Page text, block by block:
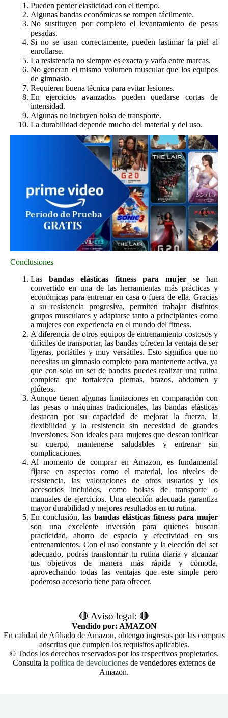
Pueden perder elasticidad con el tiempo.
Algunas bandas económicas se rompen fácilmente.
No sustituyen por completo el levantamiento de pesas
pesadas.
Si no se usan correctamente, pueden lastimar la piel al
enrollarse.
La resistencia no siempre es exacta y varía entre marcas.
No generan el mismo volumen muscular que los equipos
de gimnasio.
Requieren buena técnica para evitar lesiones.
En ejercicios avanzados pueden quedarse cortas de
intensidad.
Algunas no incluyen bolsa de transporte.
La durabilidad depende mucho del material y del uso.
Conclusiones
Las bandas elásticas fitness para mujer se han
convertido en una de las herramientas más prácticas y
económicas para entrenar en casa o fuera de ella. Gracias
a su resistencia progresiva, permiten trabajar distintos
grupos musculares y adaptarse tanto a principiantes como
a mujeres con experiencia en el mundo del fitness.
A diferencia de otros equipos de entrenamiento costosos y
difíciles de transportar, las bandas ofrecen la ventaja de ser
ligeras, portátiles y muy versátiles. Esto significa que no
necesitas un gimnasio completo para mantenerte activa, ya
que con solo un set de bandas puedes realizar una rutina
completa que fortalezca piernas, brazos, abdomen y
glúteos.
Aunque tienen algunas limitaciones en comparación con
las pesas o máquinas tradicionales, las bandas elásticas
destacan por su capacidad de mejorar la fuerza, la
flexibilidad y la resistencia sin necesidad de grandes
inversiones. Son ideales para mujeres que desean tonificar
su cuerpo, mantenerse saludables y entrenar sin
complicaciones.
Al momento de comprar en Amazon, es fundamental
fijarse en aspectos como el material, los niveles de
resistencia, las valoraciones de otros usuarios y los
accesorios incluidos, como bolsas de transporte o
manuales de ejercicios. Una elección adecuada garantiza
mayor durabilidad y mejores resultados en tu rutina.
En conclusión, las bandas elásticas fitness para mujer
son una excelente inversión para quienes buscan
practicidad, ahorro de espacio y efectividad en sus
entrenamientos. Con el uso constante y la elección del set
adecuado, podrás transformar tu rutina diaria y alcanzar
tus objetivos de manera más rápida y cómoda,
aprovechando todas las ventajas que este simple pero
poderoso accesorio tiene para ofrecer.
🔴 Aviso legal: 🔴
Vendido por: AMAZON
En calidad de Afiliado de Amazon, obtengo ingresos por las compras
adscritas que cumplen los requisitos aplicables.
© Todos los derechos reservados por los respectivos propietarios.
Consulta la política de devoluciones de vendedores externos de
Amazon.